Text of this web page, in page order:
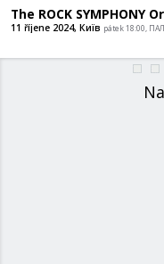
The ROCK